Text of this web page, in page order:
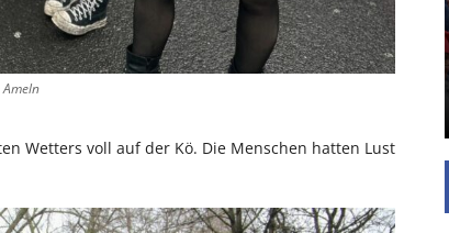
Wetters voll auf der Kö. Die Menschen hatten Lust
Die Inspiration des industriellen Chics sind die
Werkshallen des Industriezeitalters. Die Basis für
diesen Stil sind große Räume, schlicht gehalten